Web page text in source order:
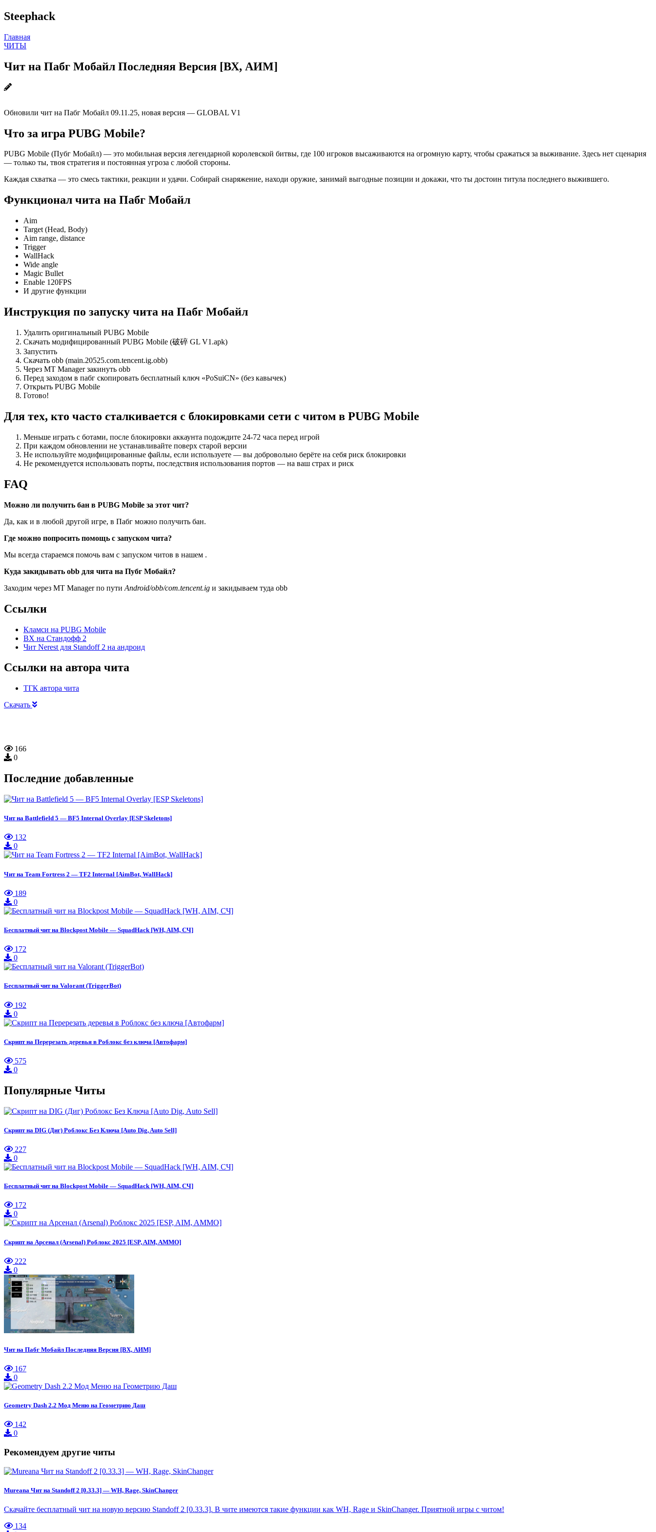
Steephack
Главная
ЧИТЫ
Чит на Пабг Мобайл Последняя Версия [ВХ, АИМ]
Обновили чит на Пабг Мобайл 09.11.25, новая версия — GLOBAL V1
Что за игра PUBG Mobile?
PUBG Mobile (Пубг Мобайл) — это мобильная версия легендарной королевской битвы, где 100 игроков высаживаются на огромную карту, чтобы сражаться за выживание. Здесь нет сценария
— только ты, твоя стратегия и постоянная угроза с любой стороны.
Каждая схватка — это смесь тактики, реакции и удачи. Собирай снаряжение, находи оружие, занимай выгодные позиции и докажи, что ты достоин титула последнего выжившего.
Функционал чита на Пабг Мобайл
Aim
Target (Head, Body)
Aim range, distance
Trigger
WallHack
Wide angle
Magic Bullet
Enable 120FPS
И другие функции
Инструкция по запуску чита на Пабг Мобайл
Удалить оригинальный PUBG Mobile
Скачать модифицированный PUBG Mobile (破碎 GL V1.apk)
Запустить
Скачать obb (main.20525.com.tencent.ig.obb)
Через MT Manager закинуть obb
Перед заходом в пабг скопировать бесплатный ключ «PoSuiCN» (без кавычек)
Открыть PUBG Mobile
Готово!
Для тех, кто часто сталкивается с блокировками сети с читом в PUBG Mobile
Меньше играть с ботами, после блокировки аккаунта подождите 24-72 часа перед игрой
При каждом обновлении не устанавливайте поверх старой версии
Не используйте модифицированные файлы, если используете — вы добровольно берёте на себя риск блокировки
Не рекомендуется использовать порты, последствия использования портов — на ваш страх и риск
FAQ
Можно ли получить бан в PUBG Mobile за этот чит?
Да, как и в любой другой игре, в Пабг можно получить бан.
Где можно попросить помощь с запуском чита?
Мы всегда стараемся помочь вам с запуском читов в нашем .
Куда закидывать obb для чита на Пубг Мобайл?
Заходим через MT Manager по пути Android/obb/com.tencent.ig и закидываем туда obb
Ссылки
Кламси на PUBG Mobile
ВХ на Стандофф 2
Чит Nerest для Standoff 2 на андроид
Ссылки на автора чита
ТГК автора чита
Скачать
166
0
Последние добавленные
Чит на Battlefield 5 — BF5 Internal Overlay [ESP Skeletons]
132
0
Чит на Team Fortress 2 — TF2 Internal [AimBot, WallHack]
189
0
Бесплатный чит на Blockpost Mobile — SquadHack [WH, AIM, СЧ]
172
0
Бесплатный чит на Valorant (TriggerBot)
192
0
Скрипт на Перерезать деревья в Роблокс без ключа [Автофарм]
575
0
Популярные Читы
Скрипт на DIG (Диг) Роблокс Без Ключа [Auto Dig, Auto Sell]
227
0
Бесплатный чит на Blockpost Mobile — SquadHack [WH, AIM, СЧ]
172
0
Скрипт на Арсенал (Arsenal) Роблокс 2025 [ESP, AIM, AMMO]
222
0
Чит на Пабг Мобайл Последняя Версия [ВХ, АИМ]
167
0
Geometry Dash 2.2 Мод Меню на Геометрию Даш
142
0
Рекомендуем другие читы
Mureana Чит на Standoff 2 [0.33.3] — WH, Rage, SkinChanger
Скачайте бесплатный чит на новую версию Standoff 2 [0.33.3]. В чите имеются такие функции как WH, Rage и SkinChanger. Приятной игры с читом!
134